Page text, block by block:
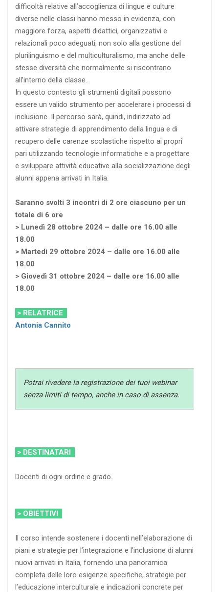
difficoltà relative all’accoglienza di lingue e culture
diverse nelle classi hanno messo in evidenza, con
maggiore forza, aspetti didattici, organizzativi e
relazionali poco adeguati, non solo alla gestione del
plurilinguismo e del multiculturalismo, ma anche delle
stesse diversità che normalmente si riscontrano
all’interno della classe.
In questo contesto gli strumenti digitali possono
essere un valido strumento per accelerare i processi di
inclusione. Il percorso sarà, quindi, indirizzato ad
attivare strategie di apprendimento della lingua e di
recupero delle carenze scolastiche rispetto ai propri
pari utilizzando tecnologie informatiche e a progettare
e sviluppare attività educative alla socializzazione degli
alunni appena arrivati in Italia.
Saranno svolti 3 incontri di 2 ore ciascuno per un
totale di 6 ore
> Lunedì 28 ottobre 2024 – dalle ore 16.00 alle
18.00
> Martedì 29 ottobre 2024 – dalle ore 16.00 alle
18.00
> Giovedì 31 ottobre 2024 – dalle ore 16.00 alle
18.00
> RELATRICE
Antonia Cannito
Potrai rivedere la registrazione dei tuoi webinar
senza limiti di tempo, anche in caso di assenza.
> DESTINATARI
Docenti di ogni ordine e grado.
> OBIETTIVI
Il corso intende sostenere i docenti nell’elaborazione di
piani e strategie per l’integrazione e l’inclusione di alunni
nuovi arrivati in Italia, fornendo una panoramica
completa delle loro esigenze specifiche, strategie per
l’educazione interculturale e indicazioni concrete per